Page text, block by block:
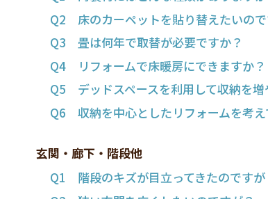
Q2 床のカーペットを貼り替えたいの
Q3 畳は何年で取替が必要ですか？
Q4 リフォームで床暖房にできますか？
Q5 デッドスペースを利用して収納を増
Q6 収納を中心としたリフォームを考え
玄関・廊下・階段他
Q1 階段のキズが目立ってきたのですが